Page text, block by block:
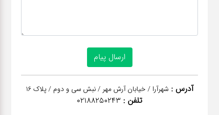
آدرس : شهرآرا / خیابان آرش مهر / نبش سی و دوم / پلاک 16
تلفن : 02188250243